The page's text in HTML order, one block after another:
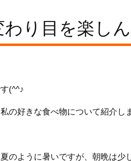
わり目を楽し
(^^♪
の好きな食べ物について紹介し
のように暑いですが、朝晩は少